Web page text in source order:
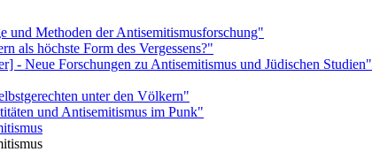
und Methoden der Antisemitismusforschung"
als höchste Form des Vergessens?"
- Neue Forschungen zu Antisemitismus und Jüdischen Studien"
unter den Völkern"
und Antisemitismus im Punk"